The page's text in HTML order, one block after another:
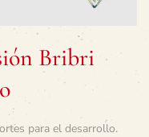
Bribri
para el desarrollo.